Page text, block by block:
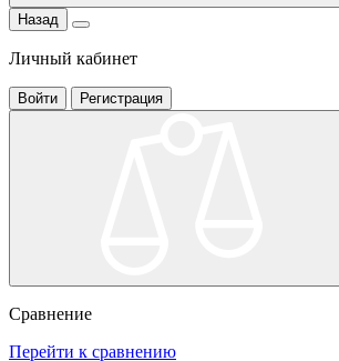
Назад
Личный кабинет
Войти Регистрация
Сравнение
Перейти к сравнению